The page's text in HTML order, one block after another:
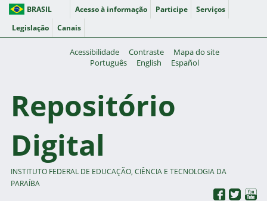
BRASIL Acesso à informação Participe
Serviços
Legislação
Canais
Acessibilidade Contraste
Mapa do site
Português
English Español
Repositório
Digital
INSTITUTO FEDERAL DE EDUCAÇÃO, CIÊNCIA E TECNOLOGIA DA
PARAÍBA